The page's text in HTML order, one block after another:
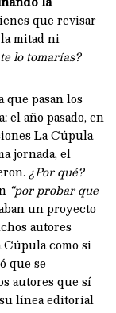
que revisar
mitad ni
lo tomarías?
que pasan los
el año pasado, en
La Cúpula
jornada, el
¿Por qué?
“por probar que
un proyecto
autores
como si
que se
autores que sí
línea editorial